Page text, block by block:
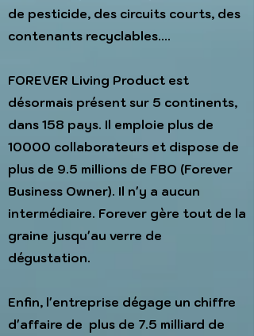
de pesticide, des circuits courts, des
contenants recyclables....
FOREVER Living Product est
désormais présent sur 5 continents,
dans 158 pays. Il emploie plus de
10000 collaborateurs et dispose de
plus de 9.5 millions de FBO (Forever
Business Owner). Il n'y a aucun
intermédiaire. Forever gère tout de la
graine jusqu'au verre de
dégustation.
Enfin, l'entreprise dégage un chiffre
d'affaire de plus de 7.5 milliard de